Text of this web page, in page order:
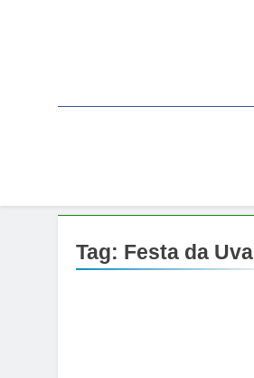
Tag: Festa da Uva